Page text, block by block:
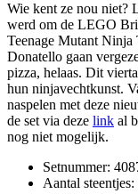
Wie kent ze nou niet?
werd om de LEGO
Teenage Mutant Ninja
Donatello gaan
pizza, helaas. Dit
hun ninjavechtkunst.
naspelen met deze
de set via deze link al
nog niet mogelijk.
Setnummer:
Aantal steentjes: